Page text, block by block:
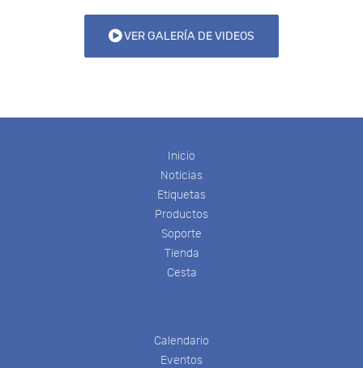
VER GALERÍA DE VIDEOS
Inicio
Noticias
Etiquetas
Productos
Soporte
Tienda
Cesta
Calendario
Eventos